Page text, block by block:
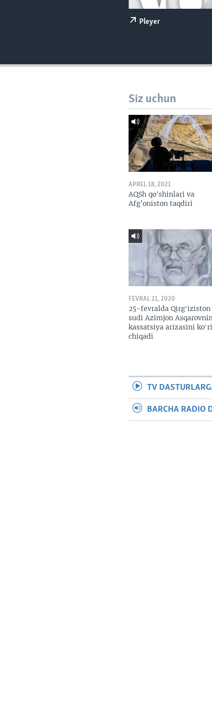
Pleyer
Siz uchun
APREL 18, 2021
AQSh qo'shinlari va
Afg’oniston taqdiri
FEVRAL 21, 2020
25-fevralda
sudi Azimjon
kassatsiya arizasini
chiqadi
TV
BARCHA RADIO